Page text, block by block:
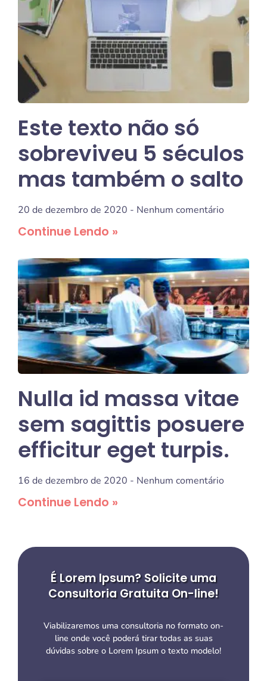
Este texto não só
sobreviveu 5 séculos
mas também o salto
20 de dezembro de 2020 Nenhum comentário
Continue Lendo »
Nulla id massa vitae
sem sagittis posuere
efficitur eget turpis.
16 de dezembro de 2020 Nenhum comentário
Continue Lendo »
É Lorem Ipsum? Solicite uma
Consultoria Gratuita On-line!
Viabilizaremos uma consultoria no formato on-
line onde você poderá tirar todas as suas
dúvidas sobre o Lorem Ipsum o texto modelo!